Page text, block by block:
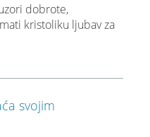
dobrote,
kristoliku ljubav za